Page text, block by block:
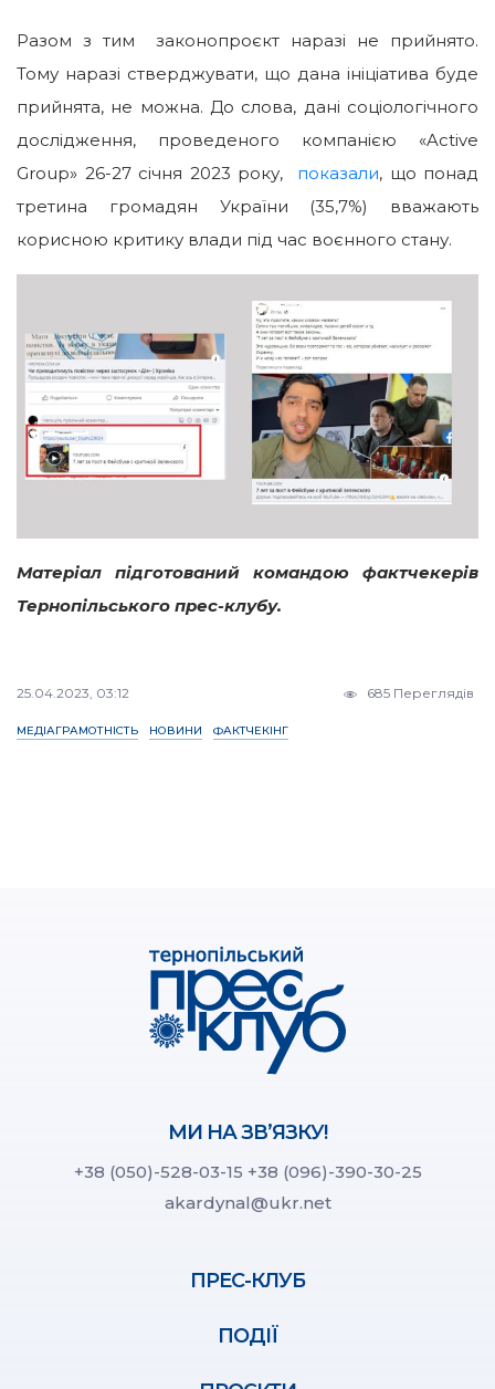
Разом з тим законопроєкт наразі не прийнято.
Тому наразі стверджувати, що дана ініціатива буде
прийнята, не можна. До слова, дані соціологічного
дослідження, проведеного компанією «Active
Group» 26-27 січня 2023 року,
показали, що понад
третина громадян України (35,7%) вважають
корисною критику влади під час воєнного стану.
Матеріал підготований командою фактчекерів
Тернопільського прес-клубу.
25.04.2023, 03:12 685 Переглядів
МЕДІАГРАМОТНІСТЬ НОВИНИ ФАКТЧЕКІНГ
МИ НА ЗВ’ЯЗКУ!
+38 (050)-528-03-15 +38 (096)-390-30-25
akardynal@ukr.net
ПРЕС-КЛУБ
ПОДІЇ